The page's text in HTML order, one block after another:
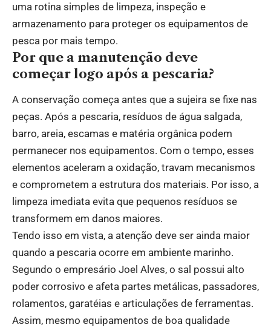
uma rotina simples de limpeza, inspeção e
armazenamento para proteger os equipamentos de
pesca por mais tempo.
Por que a manutenção deve
começar logo após a pescaria?
A conservação começa antes que a sujeira se fixe nas
peças. Após a pescaria, resíduos de água salgada,
barro, areia, escamas e matéria orgânica podem
permanecer nos equipamentos. Com o tempo, esses
elementos aceleram a oxidação, travam mecanismos
e comprometem a estrutura dos materiais. Por isso, a
limpeza imediata evita que pequenos resíduos se
transformem em danos maiores.
Tendo isso em vista, a atenção deve ser ainda maior
quando a pescaria ocorre em ambiente marinho.
Segundo o empresário Joel Alves, o sal possui alto
poder corrosivo e afeta partes metálicas, passadores,
rolamentos, garatéias e articulações de ferramentas.
Assim, mesmo equipamentos de boa qualidade